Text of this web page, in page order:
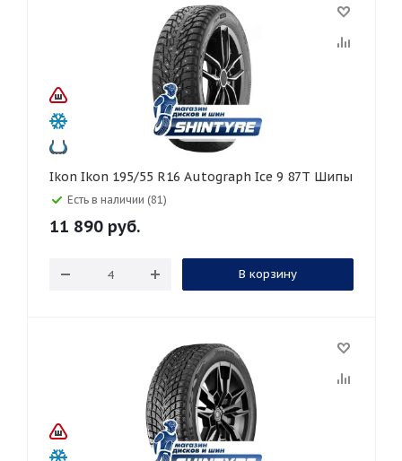
Ikon Ikon 195/55 R16 Autograph Ice 9 87T Шипы
Есть в наличии (81)
11 890 руб.
В корзину